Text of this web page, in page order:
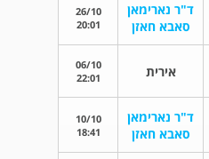
ד"ר נארימאן
סאבא חאזן
26/10
20:01
אירית
06/10
22:01
ד"ר נארימאן
סאבא חאזן
10/10
18:41